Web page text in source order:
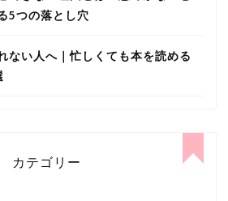
5つの落とし穴
ない人へ｜忙しくても本を読める
カテゴリー